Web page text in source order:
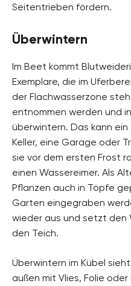
Seitentrieben fördern.
Überwintern
Im Beet kommt
Exemplare, die im
der Flachwasserzone
entnommen werden und
überwintern. Das kann
Keller, eine Garage oder
sie vor dem ersten Frost
einen Wassereimer. Als
Pflanzen auch in Töpfe
Garten eingegraben
wieder aus und setzt den
den Teich.
Überwintern im Kübel
außen mit Vlies, Folie